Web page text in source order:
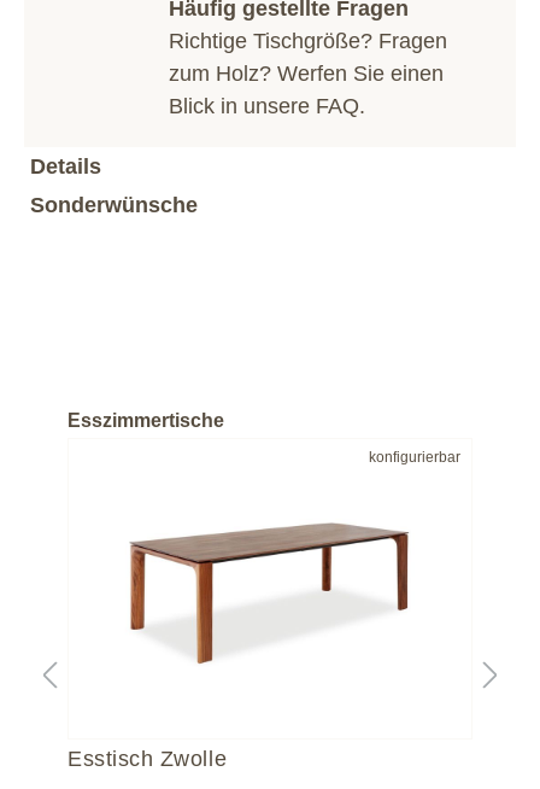
Häufig gestellte Fragen
Richtige Tischgröße? Fragen
zum Holz? Werfen Sie einen
Blick in unsere FAQ.
Details
Sonderwünsche
Esszimmertische
konfigurierbar
Esstisch Zwolle